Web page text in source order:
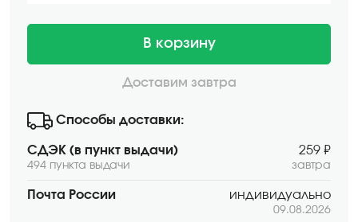
В корзину
Доставим завтра
Способы доставки:
СДЭК (в пункт выдачи)
494 пункта выдачи
259 ₽
завтра
Почта России индивидуально
09.08.2026